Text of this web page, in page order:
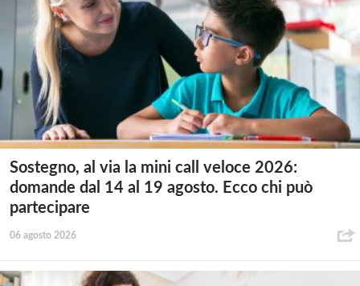
Sostegno, al via la mini call veloce 2026:
domande dal 14 al 19 agosto. Ecco chi può
partecipare
06 agosto 2026